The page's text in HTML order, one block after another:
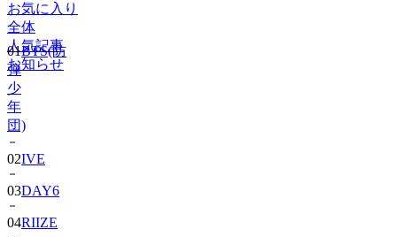
お気に入り
全体
人気記事
お知らせ
01BTS(防
弾
少
年
団)
02 IVE
03DAY6
04RIIZE
05NCT